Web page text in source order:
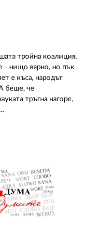
тройна коалиция,
- нищо вярно, но пък
е къса, народът
беше, че
тръгна нагоре,